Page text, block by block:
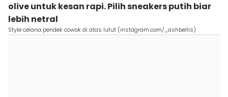
olive untuk kesan rapi. Pilih sneakers putih biar
lebih netral
Style celana pendek cowok di atas lutut (instagram.com/_ashbellis)